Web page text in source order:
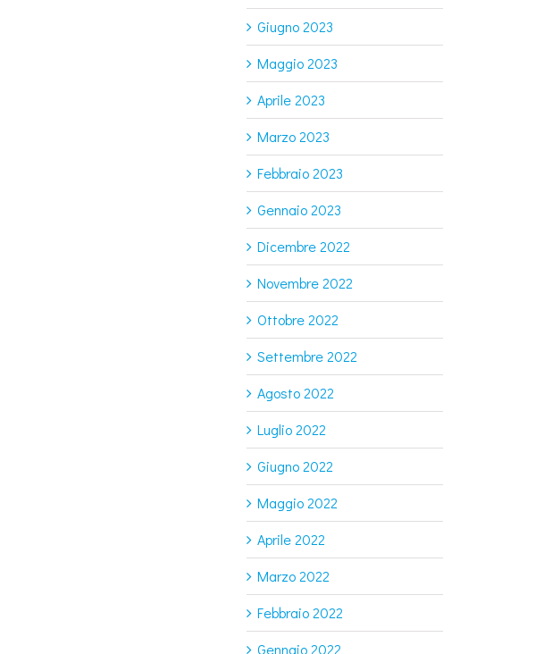
Giugno 2023
Maggio 2023
Aprile 2023
Marzo 2023
Febbraio 2023
Gennaio 2023
Dicembre 2022
Novembre 2022
Ottobre 2022
Settembre 2022
Agosto 2022
Luglio 2022
Giugno 2022
Maggio 2022
Aprile 2022
Marzo 2022
Febbraio 2022
Gennaio 2022